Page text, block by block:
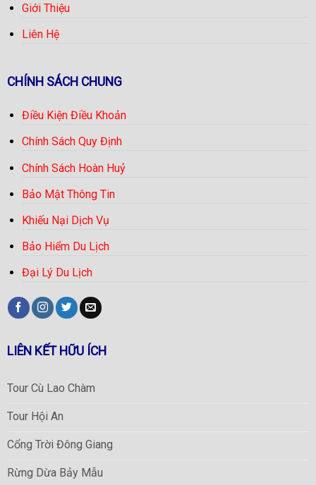
Giới Thiệu
Liên Hệ
CHÍNH SÁCH CHUNG
Điều Kiện Điều Khoản
Chính Sách Quy Định
Chính Sách Hoàn Huỷ
Bảo Mật Thông Tin
Khiếu Nại Dịch Vụ
Bảo Hiểm Du Lịch
Đại Lý Du Lịch
LIÊN KẾT HỮU ÍCH
Tour Cù Lao Chàm
Tour Hội An
Cổng Trời Đông Giang
Rừng Dừa Bảy Mẫu